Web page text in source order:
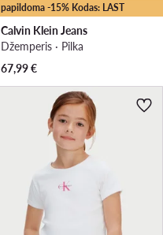
papildoma -15% Kodas: LAST
Calvin Klein Jeans
Džemperis · Pilka
67,99€